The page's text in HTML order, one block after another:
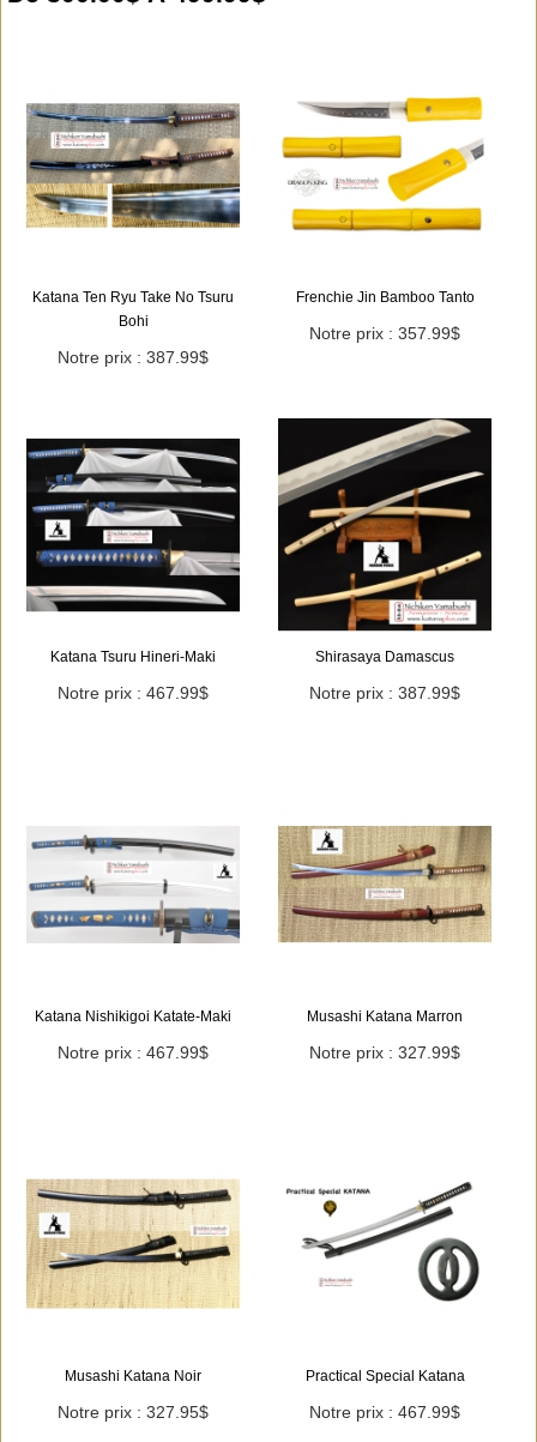
Katana Ten Ryu Take No Tsuru
Bohi
Notre prix : 387.99$
Frenchie Jin Bamboo Tanto
Notre prix : 357.99$
Katana Tsuru Hineri-Maki
Notre prix : 467.99$
Shirasaya Damascus
Notre prix : 387.99$
Katana Nishikigoi Katate-Maki
Notre prix : 467.99$
Musashi Katana Marron
Notre prix : 327.99$
Musashi Katana Noir
Notre prix : 327.95$
Practical Special Katana
Notre prix : 467.99$